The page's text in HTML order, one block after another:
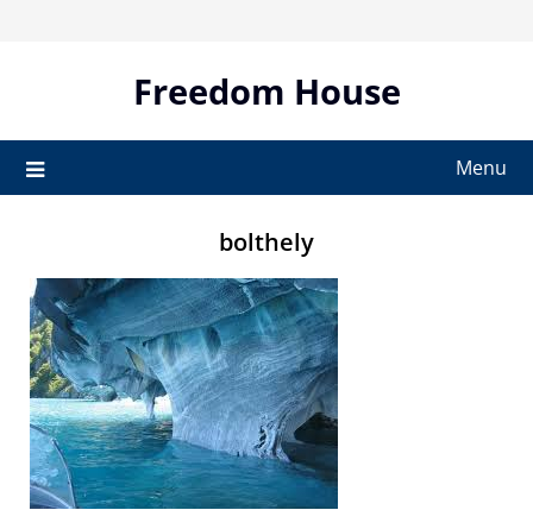
Freedom House
Menu
bolthely